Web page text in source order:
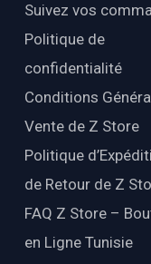
Suivez vos
Politique de
confidentialité
Conditions
Vente de Z Store
Politique
de Retour de Z
FAQ Z Store –
en Ligne Tunisie